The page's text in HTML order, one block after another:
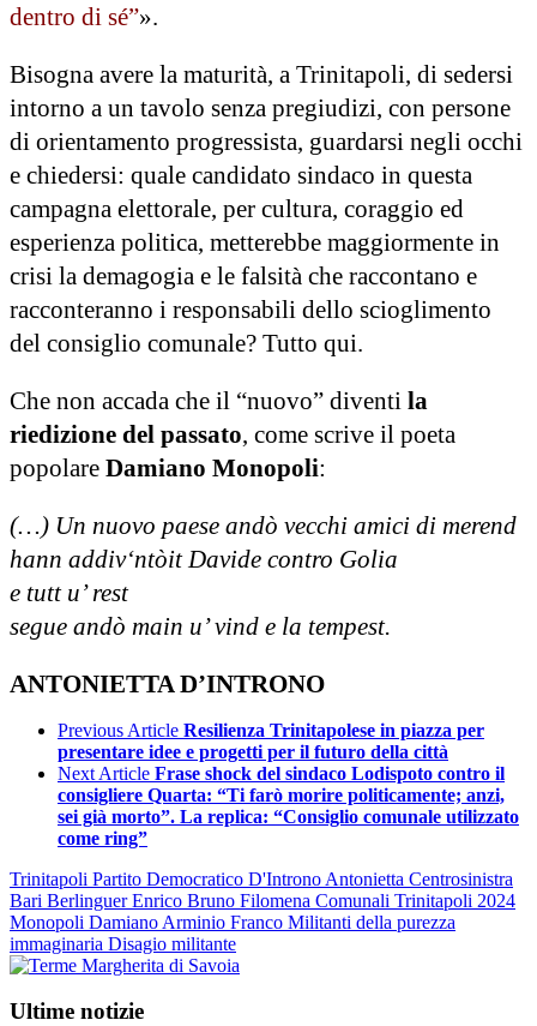
dentro di sé”».
Bisogna avere la maturità, a Trinitapoli, di sedersi
intorno a un tavolo senza pregiudizi, con persone
di orientamento progressista, guardarsi negli occhi
e chiedersi: quale candidato sindaco in questa
campagna elettorale, per cultura, coraggio ed
esperienza politica, metterebbe maggiormente in
crisi la demagogia e le falsità che raccontano e
racconteranno i responsabili dello scioglimento
del consiglio comunale? Tutto qui.
Che non accada che il “nuovo” diventi la
riedizione del passato, come scrive il poeta
popolare Damiano Monopoli:
(…) Un nuovo paese andò vecchi amici di merend
hann addiv‘ntòit Davide contro Golia
e tutt u’ rest
segue andò main u’ vind e la tempest.
ANTONIETTA D’INTRONO
Previous Article Resilienza Trinitapolese in piazza per
presentare idee e progetti per il futuro della città
Next Article Frase shock del sindaco Lodispoto contro il
consigliere Quarta: “Ti farò morire politicamente; anzi,
sei già morto”. La replica: “Consiglio comunale utilizzato
come ring”
Trinitapoli Partito Democratico D'Introno Antonietta Centrosinistra
Bari Berlinguer Enrico Bruno Filomena Comunali Trinitapoli 2024
Monopoli Damiano Arminio Franco Militanti della purezza
immaginaria Disagio militante
Ultime notizie